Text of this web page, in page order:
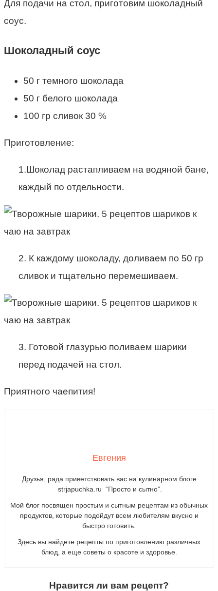
Для подачи на стол, приготовим шоколадный
соус.
Шоколадный соус
50 г темного шоколада
50 г белого шоколада
100 гр сливок 30 %
Приготовление:
1.Шоколад растапливаем на водяной бане,
каждый по отдельности.
2. К каждому шоколаду, доливаем по 50 гр
сливок и тщательно перемешиваем.
3. Готовой глазурью поливаем шарики
перед подачей на стол.
Приятного чаепития!
Евгения
Друзья, рада приветствовать вас на кулинарном блоге
strjapuchka.ru “Просто и сытно”.
Мой блог посвящен простым и сытным рецептам из обычных
продуктов, которые подойдут всем любителям вкусно и
быстро готовить.
Здесь вы найдете рецепты по приготовлению различных
блюд, а еще советы о красоте и здоровье.
Нравится ли вам рецепт?